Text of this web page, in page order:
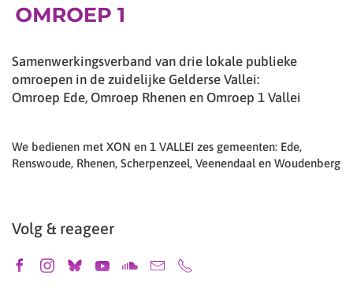
Samenwerkingsverband van drie lokale publieke
omroepen in de zuidelijke Gelderse Vallei:
Omroep Ede, Omroep Rhenen en Omroep 1 Vallei
We bedienen met XON en 1 VALLEI zes gemeenten: Ede,
Renswoude, Rhenen, Scherpenzeel, Veenendaal en Woudenberg
Volg & reageer